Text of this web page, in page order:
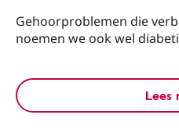
Gehoorproblemen die
noemen we ook wel
Lees